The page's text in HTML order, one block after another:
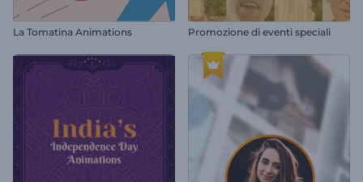
La Tomatina Animations Promozione di eventi speciali